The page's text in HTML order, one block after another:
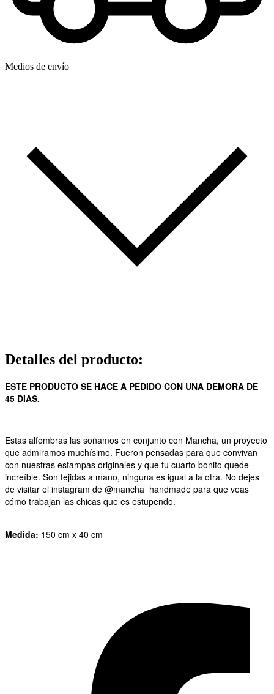
Medios de envío
Detalles del producto:
ESTE PRODUCTO SE HACE A PEDIDO CON UNA DEMORA DE
45 DIAS.
Estas alfombras las soñamos en conjunto con Mancha, un proyecto
que admiramos muchísimo. Fueron pensadas para que convivan
con nuestras estampas originales y que tu cuarto bonito quede
increíble. Son tejidas a mano, ninguna es igual a la otra. No dejes
de visitar el instagram de @mancha_handmade para que veas
cómo trabajan las chicas que es estupendo.
Medida: 150 cm x 40 cm